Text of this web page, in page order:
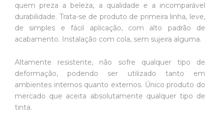
quem preza a beleza, a qualidade e a incomparável
durabilidade. Trata-se de produto de primeira linha, leve,
de simples e fácil aplicação, com alto padrão de
acabamento. Instalação com cola, sem sujeira alguma.
Altamente resistente, não sofre qualquer tipo de
deformação, podendo ser utilizado tanto em
ambientes internos quanto externos. Único produto do
mercado que aceita absolutamente qualquer tipo de
tinta.